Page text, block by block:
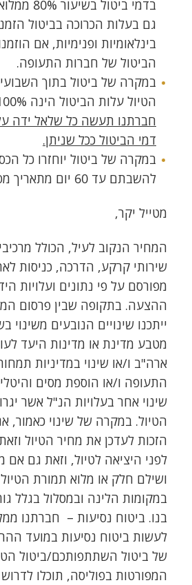
בדמי ביטול בשיעור 80% ממלוא מחיר הטיול
גם בעלות הכרוכה בביטול
בינלאומיות ופנימיות, אם
הביטול של חברות התעופה.
במקרה של ביטול בתוך
הטיול עלות הביטול הינה 100% מהתמורה.
חברתנו תעשה כל שלאל ידה
דמי הביטול ככל שניתן.
במקרה של ביטול יוחזרו כל
להשבתם עד 60 יום מתאריך מסירת הודעת הביטול.
מטייל יקר,
המחיר הנקוב לעיל, הכולל
שירותי קרקע, הדרכה, כניסות
מפורסם על פי נתונים ועלויות
ההצעה. בתקופה שבין פרסום
ייתכנו שינויים הנובעים משינוי
מטבע מדינת או מדינות היעד
ארה"ב ו/או שינוי במדיניות
התעופה ו/או הוספת מסים
שינוי אחר בעלויות הנ"ל אשר
הטיול. במקרה של שינוי כאמור,
הזכות לעדכן את מחיר הטיול
לפני היציאה לטיול, וזאת גם אם
ושילם חלק או מלוא תמורת הטיול.
במקומות הלינה ובמסלול בגלל
בנו. ביטוח נסיעות – חברתנו
לעשות ביטוח נסיעות במועד
של ביטול השתתפותכם/ביטול
המפורטות בפוליסה, תוכלו